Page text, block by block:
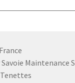
Maintenance